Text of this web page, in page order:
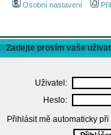
Osobní nastavení
Zadejte prosím vaše
Uživatel:
Heslo:
Přihlásit mě automaticky